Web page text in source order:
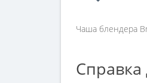
Чаша блендера
Справка